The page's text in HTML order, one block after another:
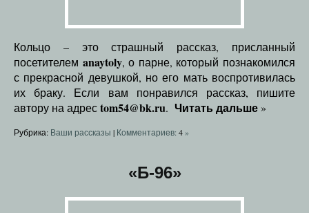
Кольцо – это страшный рассказ, присланный
посетителем anaytoly, о парне, который познакомился
с прекрасной девушкой, но его мать воспротивилась
их браку. Если вам понравился рассказ, пишите
автору на адресtom54@bk.ru. Читать дальше »
Рубрика: Ваши рассказы | Комментариев: 4»
«Б-96»